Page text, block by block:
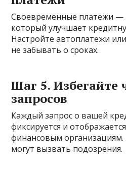
Своевременные платежи —
который улучшает
Настройте автоплатежи
не забывать о сроках.
Шаг 5. Избегайте
запросов
Каждый запрос о вашей
фиксируется и
финансовым организациям.
могут вызвать подозрения.